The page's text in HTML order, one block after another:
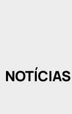
NOTÍCIAS